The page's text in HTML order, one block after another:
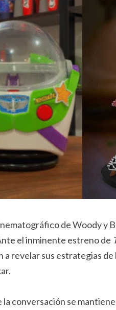
de Woody y
el inminente estreno de
revelar sus estrategias
conversación se